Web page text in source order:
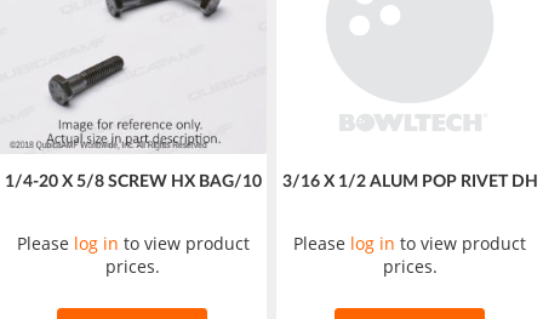
1/4-20 X 5/8 SCREW HX BAG/10
Please log in to view product
prices.
3/16 X 1/2 ALUM POP RIVET DH
Please log in to view product
prices.